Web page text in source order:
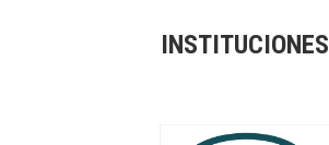
INSTITUCIONES